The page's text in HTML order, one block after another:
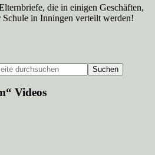
die in einigen Geschäften,
in Inningen verteilt werden!
Videos